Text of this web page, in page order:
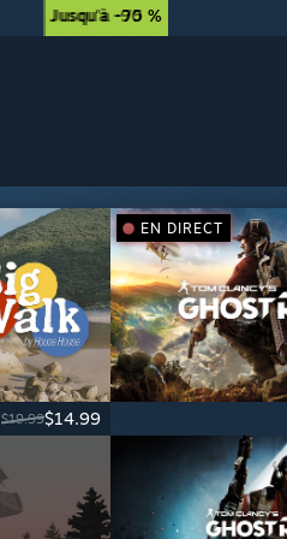
Jusqu'à -75 %
Jusqu'à -90 %
$19.99$14.99
EN DIRECT